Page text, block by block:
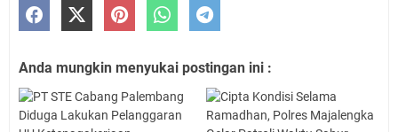
Anda mungkin menyukai postingan ini :